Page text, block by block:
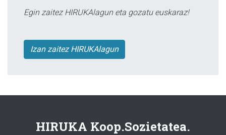
Egin zaitez HIRUKAlagun eta gozatu euskaraz!
Izan zaitez HIRUKAlagun
HIRUKA Koop.Sozietatea.